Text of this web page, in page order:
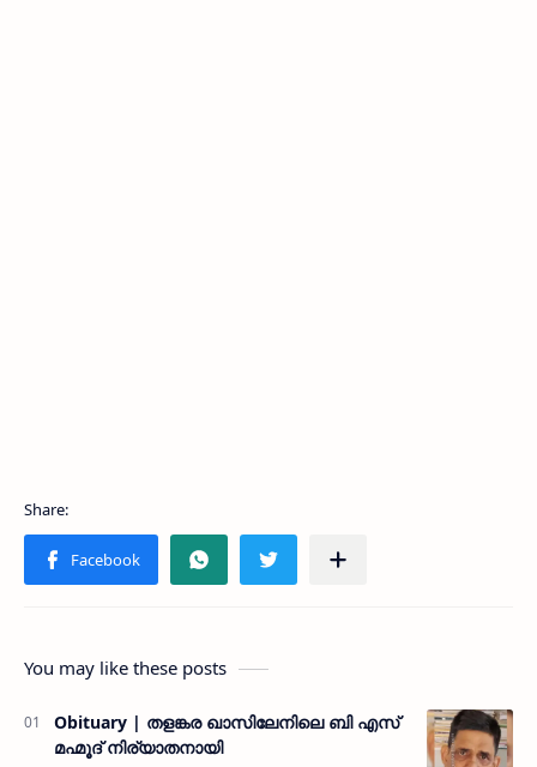
You may like these posts
Obituary | തളങ്കര ഖാസിലേനിലെ ബി എസ്
മഹ്മൂദ് നിര്യാതനായി